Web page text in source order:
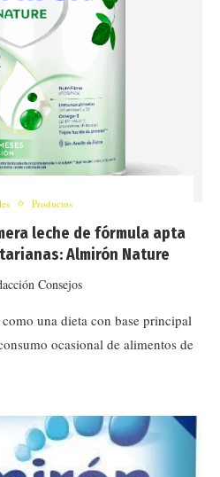
Productos
leche de fórmula apta
Almirón Nature
Consejos
una dieta con base principal
ocasional de alimentos de